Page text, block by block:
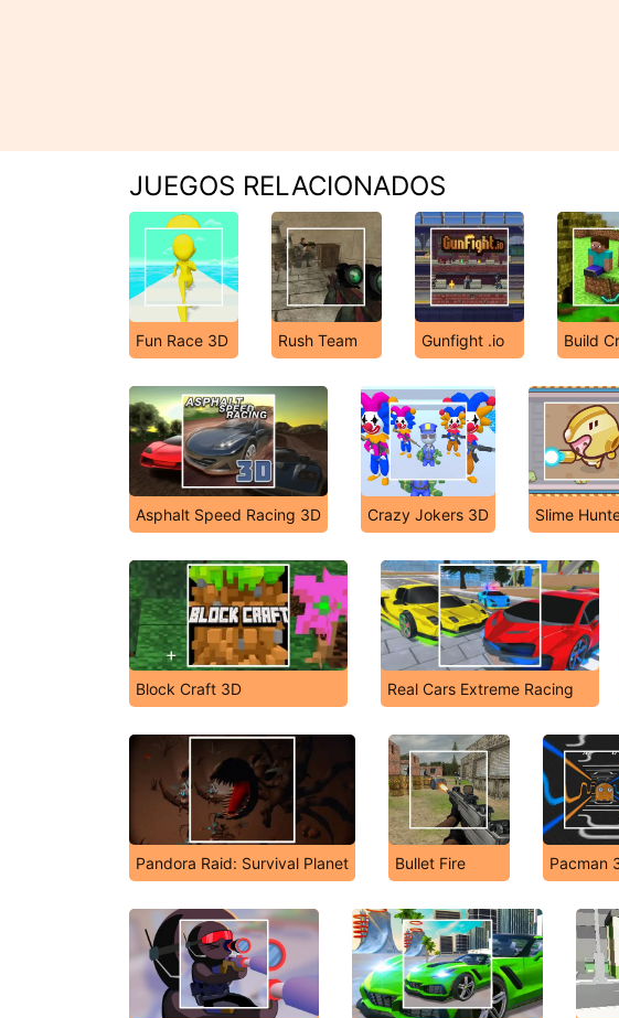
JUEGOS RELACIONADOS
Fun Race 3D Rush Team Gunfight .io Build
Asphalt Speed Racing 3D Crazy Jokers 3D Slime
Block Craft 3D Real Cars Extreme Racing
Pandora Raid: Survival Planet Bullet Fire Pacman